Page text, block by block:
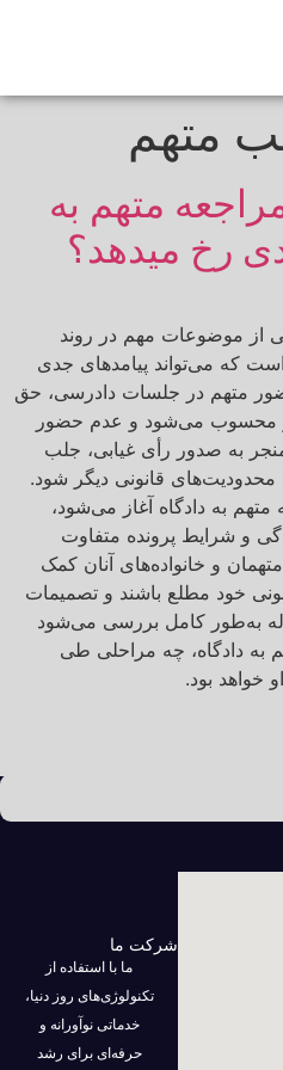
متهم
متهم به
رخ میدهد؟
از موضوعات مهم در روند
که می‌تواند پیامدهای جدی
متهم در جلسات دادرسی، حق
محسوب می‌شود و عدم حضور
به صدور رأی غیابی، جلب
قانونی دیگر شود.
به دادگاه آغاز می‌شود،
و شرایط پرونده متفاوت
و خانواده‌های آنان کمک
خود مطلع باشند و تصمیمات
به‌طور کامل بررسی می‌شود
دادگاه، چه مراحلی طی
خواهد بود.
شرکت ما
ما با استفاده از
تکنولوژی‌های روز دنیا،
خدماتی نوآورانه و
حرفه‌ای برای رشد